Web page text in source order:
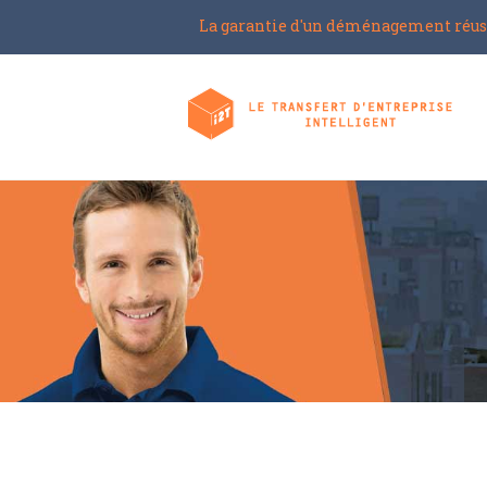
La garantie d'un déménagement